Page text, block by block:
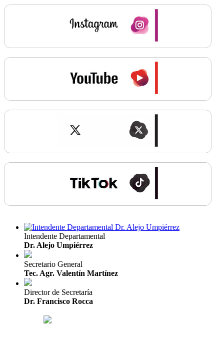
Intendente Departamental
Dr. Alejo Umpiérrez
Secretario General
Tec. Agr. Valentín Martínez
Director de Secretaría
Dr. Francisco Rocca